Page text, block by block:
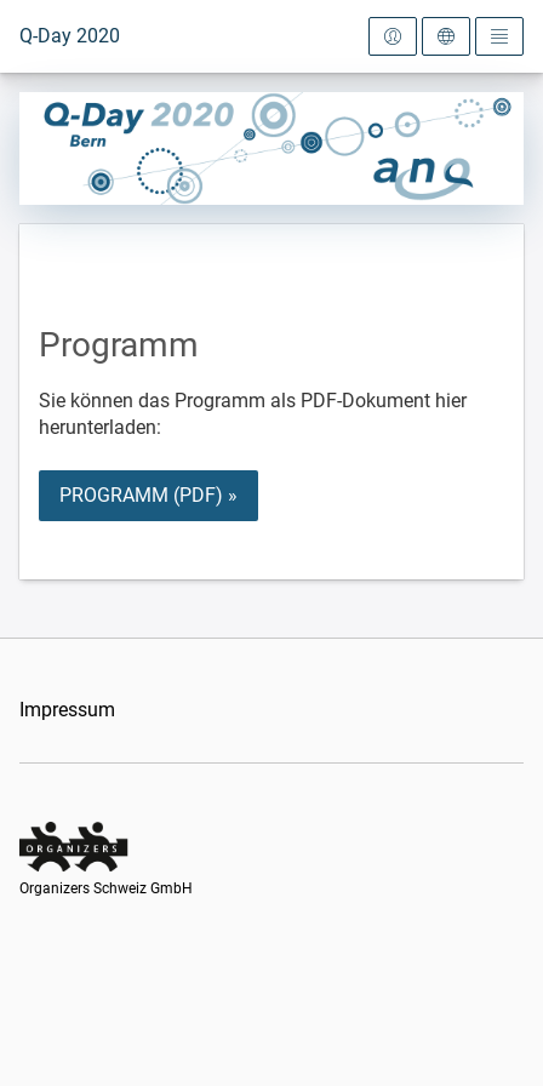
Zur Startseite
Q-Day 2020
Programm
Sie können das Programm als PDF-Dokument hier
herunterladen:
PROGRAMM (PDF) »
Impressum
Organizers Schweiz GmbH
Organizers Schweiz GmbH